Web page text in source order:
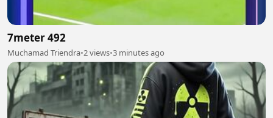
7meter 492
Muchamad Triendra•2 views•3 minutes ago